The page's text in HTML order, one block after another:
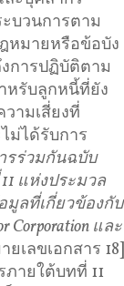
บวนการตาม
หมายหรือข้อบัง
การปฏิบัติตาม
หรับลูกหนี้ที่ยัง
ามเสี่ยงที่
ม่ได้รับการ
รร่วมกันฉบับ
11 แห่งประมวล
มูลที่เกี่ยวข้องกับ
Corporationและ
เลขเอกสาร 18]
ายใต้บทที่ 11